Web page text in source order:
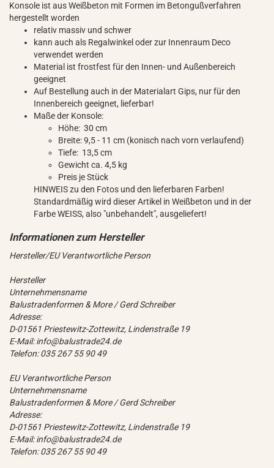
Konsole ist aus Weißbeton mit Formen im Betongußverfahren
hergestellt worden
relativ massiv und schwer
kann auch als Regalwinkel oder zur Innenraum Deco
verwendet werden
Material ist frostfest für den Innen- und Außenbereich
geeignet
Auf Bestellung auch in der Materialart Gips, nur für den
Innenbereich geeignet, lieferbar!
Maße der Konsole:
Höhe: 30 cm
Breite: 9,5 - 11 cm (konisch nach vorn verlaufend)
Tiefe: 13,5 cm
Gewicht ca. 4,5 kg
Preis je Stück
HINWEIS zu den Fotos und den lieferbaren Farben!
Standardmäßig wird dieser Artikel in Weißbeton und in der
Farbe WEISS, also "unbehandelt", ausgeliefert!
Hersteller/EU Verantwortliche Person
Hersteller
Unternehmensname
Balustradenformen & More / Gerd Schreiber
Adresse:
D-01561 Priestewitz-Zottewitz, Lindenstraße 19
E-Mail: info@balustrade24.de
Telefon: 035 267 55 90 49
EU Verantwortliche Person
Unternehmensname
Balustradenformen & More / Gerd Schreiber
Adresse:
D-01561 Priestewitz-Zottewitz, Lindenstraße 19
E-Mail: info@balustrade24.de
Telefon: 035 267 55 90 49